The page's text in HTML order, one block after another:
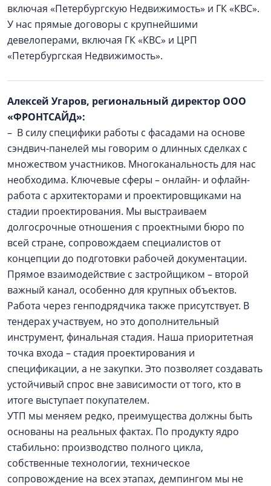
включая «Петербургскую Недвижимость» и ГК «КВС».
У нас прямые договоры с крупнейшими
девелоперами, включая ГК «КВС» и ЦРП
«Петербургская Недвижимость».
Алексей Угаров, региональный директор ООО
«ФРОНТСАЙД»:
– В силу специфики работы с фасадами на основе
сэндвич-панелей мы говорим о длинных сделках с
множеством участников. Многоканальность для нас
необходима. Ключевые сферы – онлайн- и офлайн-
работа с архитекторами и проектировщиками на
стадии проектирования. Мы выстраиваем
долгосрочные отношения с проектными бюро по
всей стране, сопровождаем специалистов от
концепции до подготовки рабочей документации.
Прямое взаимодействие с застройщиком – второй
важный канал, особенно для крупных объектов.
Работа через генподрядчика также присутствует. В
тендерах участвуем, но это дополнительный
инструмент, финальная стадия. Наша приоритетная
точка входа – стадия проектирования и
спецификации, а не закупки. Это позволяет создавать
устойчивый спрос вне зависимости от того, кто в
итоге выступает покупателем.
УТП мы меняем редко, преимущества должны быть
основаны на реальных фактах. По продукту ядро
стабильно: производство полного цикла,
собственные технологии, техническое
сопровождение на всех этапах, демпингом мы не